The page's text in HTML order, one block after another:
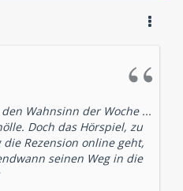
Wahnsinn der Woche ...
Doch das Hörspiel, zu
Rezension online geht,
seinen Weg in die